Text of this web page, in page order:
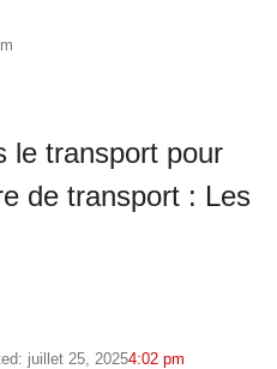
le transport pour
de transport : Les
juillet 25, 20254:02 pm